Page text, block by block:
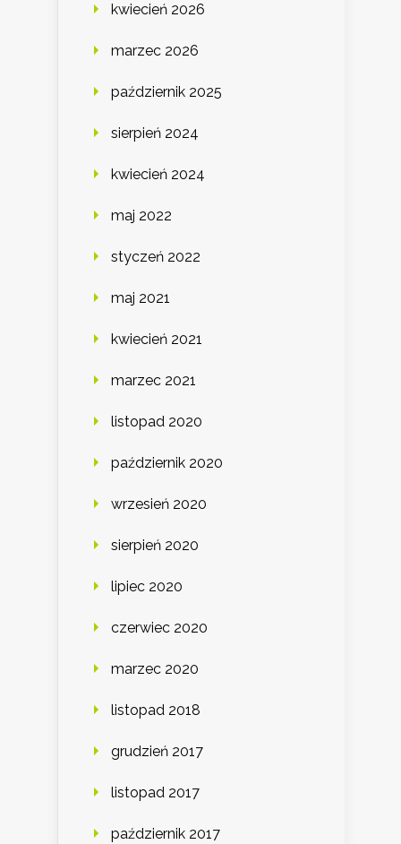
kwiecień 2026
marzec 2026
październik 2025
sierpień 2024
kwiecień 2024
maj 2022
styczeń 2022
maj 2021
kwiecień 2021
marzec 2021
listopad 2020
październik 2020
wrzesień 2020
sierpień 2020
lipiec 2020
czerwiec 2020
marzec 2020
listopad 2018
grudzień 2017
listopad 2017
październik 2017